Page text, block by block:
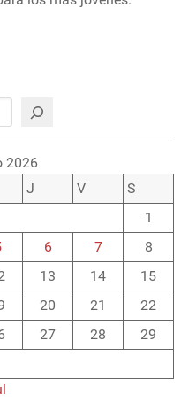
Buscar
2026
J V
S
1
6 7
8
13 14
15
20 21
22
27 28
29